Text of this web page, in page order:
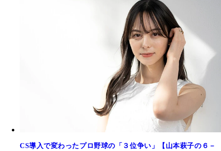
CS導入で変わったプロ野球の「３位争い」【山本萩子の６－